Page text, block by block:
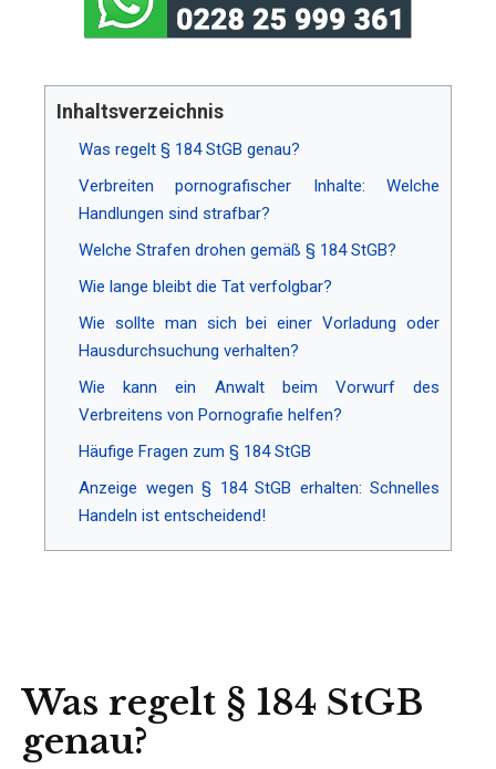
Inhaltsverzeichnis
Was regelt § 184 StGB genau?
Verbreiten pornografischer Inhalte: Welche
Handlungen sind strafbar?
Welche Strafen drohen gemäß § 184 StGB?
Wie lange bleibt die Tat verfolgbar?
Wie sollte man sich bei einer Vorladung oder
Hausdurchsuchung verhalten?
Wie kann ein Anwalt beim Vorwurf des
Verbreitens von Pornografie helfen?
Häufige Fragen zum § 184 StGB
Anzeige wegen § 184 StGB erhalten: Schnelles
Handeln ist entscheidend!
Was regelt § 184 StGB
genau?